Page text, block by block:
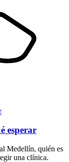
esperar
Medellín, quién es
una clínica.